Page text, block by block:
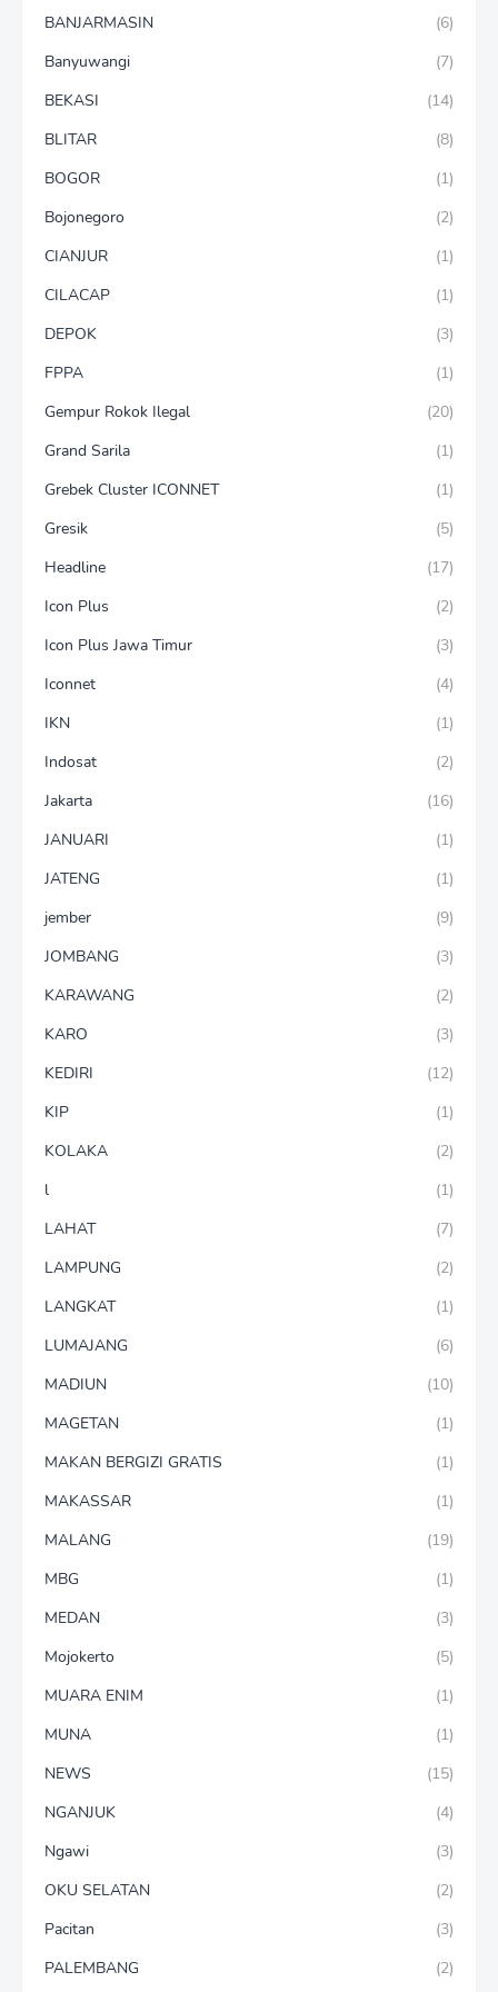
BANJARMASIN
(6)
Banyuwangi
(7)
BEKASI
(14)
BLITAR
(8)
BOGOR
(1)
Bojonegoro
(2)
CIANJUR
(1)
CILACAP
(1)
DEPOK
(3)
FPPA
(1)
Gempur Rokok Ilegal
(20)
Grand Sarila
(1)
Grebek Cluster ICONNET
(1)
Gresik
(5)
Headline
(17)
Icon Plus
(2)
Icon Plus Jawa Timur
(3)
Iconnet
(4)
IKN
(1)
Indosat
(2)
Jakarta
(16)
JANUARI
(1)
JATENG
(1)
jember
(9)
JOMBANG
(3)
KARAWANG
(2)
KARO
(3)
KEDIRI
(12)
KIP
(1)
KOLAKA
(2)
l
(1)
LAHAT
(7)
LAMPUNG
(2)
LANGKAT
(1)
LUMAJANG
(6)
MADIUN
(10)
MAGETAN
(1)
MAKAN BERGIZI GRATIS
(1)
MAKASSAR
(1)
MALANG
(19)
MBG
(1)
MEDAN
(3)
Mojokerto
(5)
MUARA ENIM
(1)
MUNA
(1)
NEWS
(15)
NGANJUK
(4)
Ngawi
(3)
OKU SELATAN
(2)
Pacitan
(3)
PALEMBANG
(2)